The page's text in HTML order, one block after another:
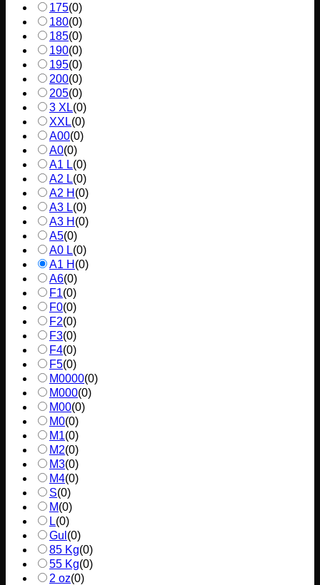
175(0)
180(0)
185(0)
190(0)
195(0)
200(0)
205(0)
3 XL(0)
XXL(0)
A00(0)
A0(0)
A1 L(0)
A2 L(0)
A2 H (0)
A3 L(0)
A3 H (0)
A5(0)
A0 L(0)
A1 H (0)
A6(0)
F1(0)
F0(0)
F2(0)
F3(0)
F4(0)
F5(0)
M0000(0)
M000(0)
M00(0)
M0(0)
M1(0)
M2(0)
M3(0)
M4(0)
S(0)
M(0)
L(0)
Gul (0)
85 Kg(0)
55 Kg(0)
2 oz(0)